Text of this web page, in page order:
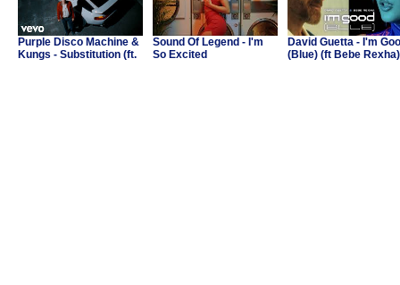
Purple Disco Machine &
Kungs - Substitution (ft.
Sound Of Legend - I'm
So Excited
David Guetta - I'm
(Blue) (ft Bebe Rexha)